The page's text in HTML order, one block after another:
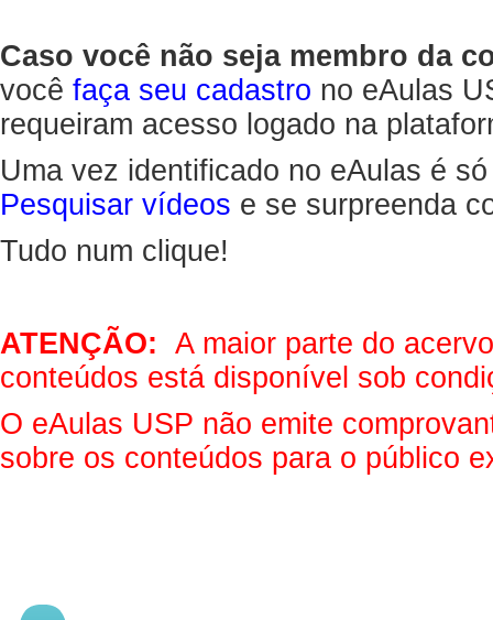
Caso você não seja membro da
você faça seu cadastro no eAulas
requeiram acesso logado na
Uma vez identificado no eAulas é
Pesquisar vídeos e se surpreenda
Tudo num clique!
ATENÇÃO: A maior parte do
conteúdos está disponível sob
O eAulas USP não emite
sobre os conteúdos para o público